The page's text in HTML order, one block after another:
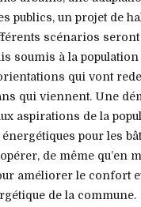
publics, un projet de
scénarios
soumis à la
qui vont
qui viennent. Une
aspirations de la
pour les
de même qu’en
améliorer le confort
de la commune.